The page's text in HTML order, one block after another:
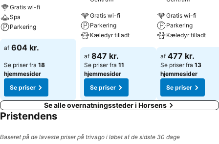
Gratis wi-fi
Spa
Parkering
af 604 kr.
Se priser fra 18
hjemmesider
Se priser
Gratis wi-fi
Parkering
Kæledyr tilladt
af 847 kr.
Se priser fra 11
hjemmesider
Se priser
Gratis wi-fi
Parkering
Kæledyr tilladt
af 477 kr.
Se priser fra 13
hjemmesider
Se priser
Se alle overnatningssteder i Horsens
Pristendens
Baseret på de laveste priser på trivago i løbet af de sidste 30 dage